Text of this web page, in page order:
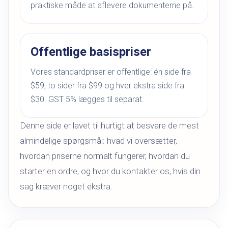
praktiske måde at aflevere dokumenterne på.
Offentlige basispriser
Vores standardpriser er offentlige: én side fra
$59, to sider fra $99 og hver ekstra side fra
$30. GST 5% lægges til separat.
Denne side er lavet til hurtigt at besvare de mest
almindelige spørgsmål: hvad vi oversætter,
hvordan priserne normalt fungerer, hvordan du
starter en ordre, og hvor du kontakter os, hvis din
sag kræver noget ekstra.